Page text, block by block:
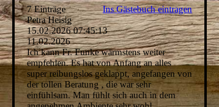
7 Einträge
Ins Gästebuch eintragen
Petra Heisig
15.02.2026 07:45:13
11.02.2026
Ich kann Fr. Funke wärmstens weiter
empfehlen. Es hat von Anfang an alles
super reibungslos geklappt, angefangen von
der tollen Beratung , die war sehr
einfühlsam. Man fühlt sich auch in dem